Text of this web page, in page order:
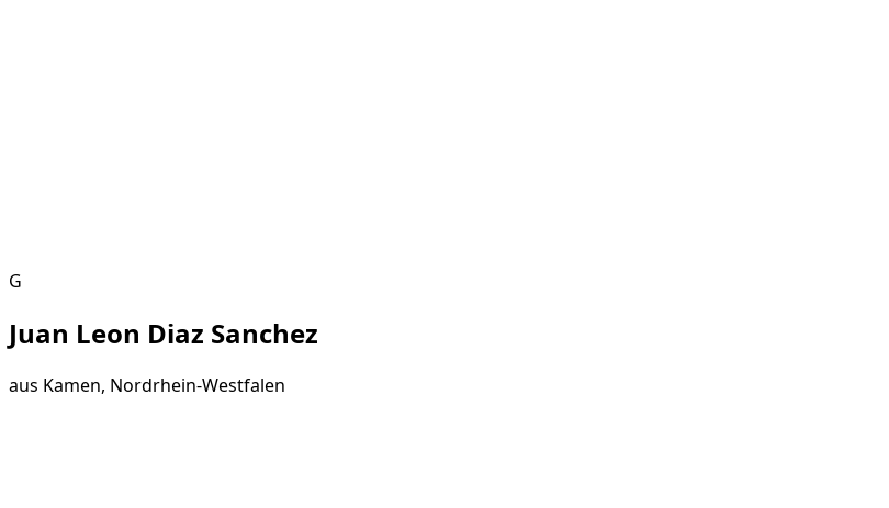
G
Juan Leon Diaz Sanchez
aus Kamen, Nordrhein-Westfalen